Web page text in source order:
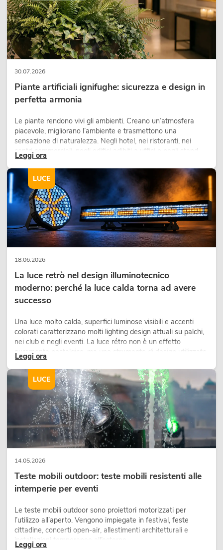
30.07.2026
Piante artificiali ignifughe: sicurezza e design in
perfetta armonia
Le piante rendono vivi gli ambienti. Creano un’atmosfera
piacevole, migliorano l’ambiente e trasmettono una
sensazione di naturalezza. Negli hotel, nei ristoranti, nei
centri commerciali, negli edifici adibiti a uffici o negli stand
fieristici, una vegetazione di alta qualità è ormai parte
integrante dei moderni progetti di arredamento.
Leggi ora
18.06.2026
La luce retrò nel design illuminotecnico
moderno: perché la luce calda torna ad avere
successo
Una luce molto calda, superfici luminose visibili e accenti
colorati caratterizzano molti lighting design attuali su palchi,
nei club e negli eventi. La luce rétro non è un effetto
puramente nostalgico, ma uno strumento di design utilizzato
in modo consapevole: crea atmosfera, dona carattere alle
scene e può rendere più emozionali i setup LED tecnici.
Leggi ora
LUCE
14.05.2026
Teste mobili outdoor: teste mobili resistenti alle
intemperie per eventi
Le teste mobili outdoor sono proiettori motorizzati per
l’utilizzo all’aperto. Vengono impiegate in festival, feste
cittadine, concerti open-air, allestimenti architetturali e
installazioni temporanee all’esterno.
Leggi ora
LUCE